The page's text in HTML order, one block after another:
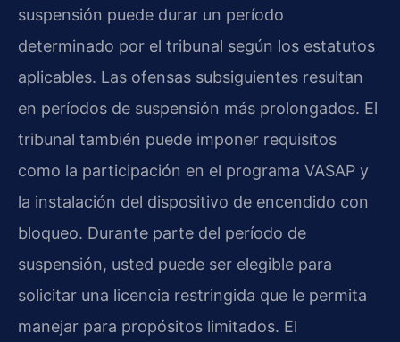
suspensión puede durar un período
determinado por el tribunal según los estatutos
aplicables. Las ofensas subsiguientes resultan
en períodos de suspensión más prolongados. El
tribunal también puede imponer requisitos
como la participación en el programa VASAP y
la instalación del dispositivo de encendido con
bloqueo. Durante parte del período de
suspensión, usted puede ser elegible para
solicitar una licencia restringida que le permita
manejar para propósitos limitados. El